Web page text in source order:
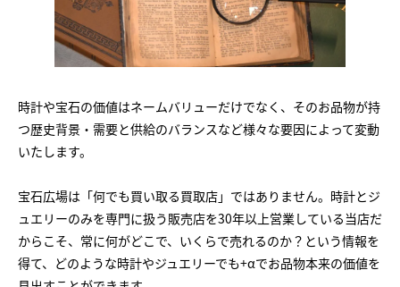
時計や宝石の価値はネームバリューだけでなく、そのお品物が持
つ歴史背景・需要と供給のバランスなど様々な要因によって変動
いたします。
宝石広場は「何でも買い取る買取店」ではありません。時計とジ
ュエリーのみを専門に扱う販売店を30年以上営業している当店だ
からこそ、常に何がどこで、いくらで売れるのか？という情報を
得て、どのような時計やジュエリーでも+αでお品物本来の価値を